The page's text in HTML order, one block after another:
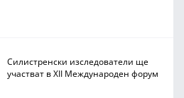
Силистренски изследователи ще
участват в XII Международен форум